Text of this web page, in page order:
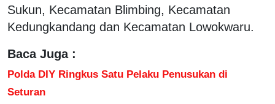
Sukun, Kecamatan Blimbing, Kecamatan
Kedungkandang dan Kecamatan Lowokwaru.
Baca Juga :
Polda DIY Ringkus Satu Pelaku Penusukan di
Seturan